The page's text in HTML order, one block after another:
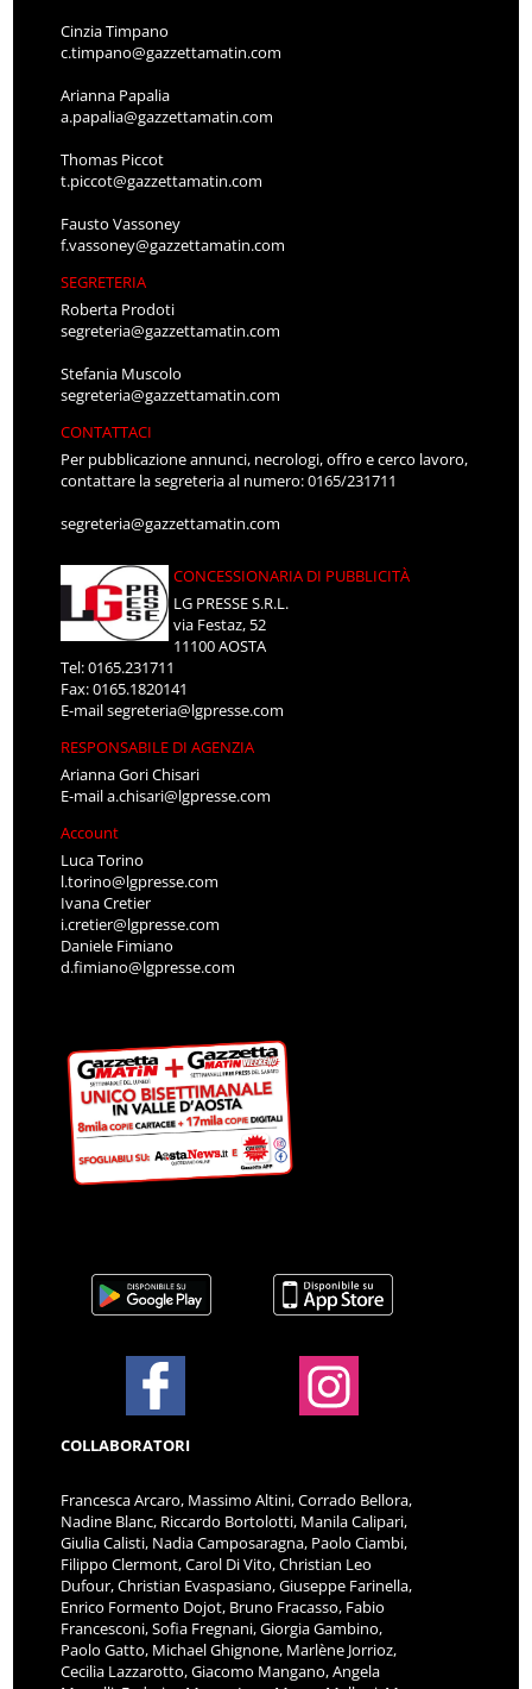
Cinzia Timpano
c.timpano@gazzettamatin.com
Arianna Papalia
a.papalia@gazzettamatin.com
Thomas Piccot
t.piccot@gazzettamatin.com
Fausto Vassoney
f.vassoney@gazzettamatin.com
SEGRETERIA
Roberta Prodoti
segreteria@gazzettamatin.com
Stefania Muscolo
segreteria@gazzettamatin.com
CONTATTACI
Per pubblicazione annunci, necrologi, offro e cerco lavoro,
contattare la segreteria al numero: 0165/231711
segreteria@gazzettamatin.com
CONCESSIONARIA DI PUBBLICITÀ
LG PRESSE S.R.L.
via Festaz, 52
11100 AOSTA
Tel: 0165.231711
Fax: 0165.1820141
E-mailsegreteria@lgpresse.com
RESPONSABILE DI AGENZIA
Arianna Gori Chisari
E-maila.chisari@lgpresse.com
Account
Luca Torino
l.torino@lgpresse.com
Ivana Cretier
i.cretier@lgpresse.com
Daniele Fimiano
d.fimiano@lgpresse.com
COLLABORATORI
Francesca Arcaro, Massimo Altini, Corrado Bellora,
Nadine Blanc, Riccardo Bortolotti, Manila Calipari,
Giulia Calisti, Nadia Camposaragna, Paolo Ciambi,
Filippo Clermont, Carol Di Vito, Christian Leo
Dufour, Christian Evaspasiano, Giuseppe Farinella,
Enrico Formento Dojot, Bruno Fracasso, Fabio
Francesconi, Sofia Fregnani, Giorgia Gambino,
Paolo Gatto, Michael Ghignone, Marlène Jorrioz,
Cecilia Lazzarotto, Giacomo Mangano, Angela